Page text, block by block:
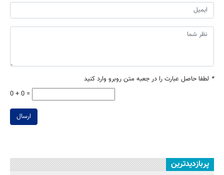
* لطفا حاصل عبارت را در جعبه متن روبرو وارد کنید
0 + 0 =
ارسال
پربازدیدترین